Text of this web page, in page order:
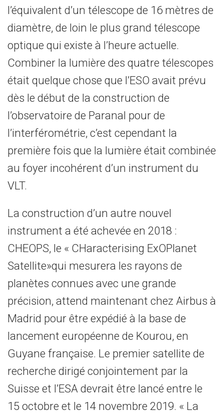
l’équivalent d’un télescope de 16 mètres de
diamètre, de loin le plus grand télescope
optique qui existe à l’heure actuelle.
Combiner la lumière des quatre télescopes
était quelque chose que l’ESO avait prévu
dès le début de la construction de
l’observatoire de Paranal pour de
l’interférométrie, c’est cependant la
première fois que la lumière était combinée
au foyer incohérent d’un instrument du
VLT.
La construction d’un autre nouvel
instrument a été achevée en 2018 :
CHEOPS, le « CHaracterising ExOPlanet
Satellite»qui mesurera les rayons de
planètes connues avec une grande
précision, attend maintenant chez Airbus à
Madrid pour être expédié à la base de
lancement européenne de Kourou, en
Guyane française. Le premier satellite de
recherche dirigé conjointement par la
Suisse et l’ESA devrait être lancé entre le
15 octobre et le 14 novembre 2019. « La